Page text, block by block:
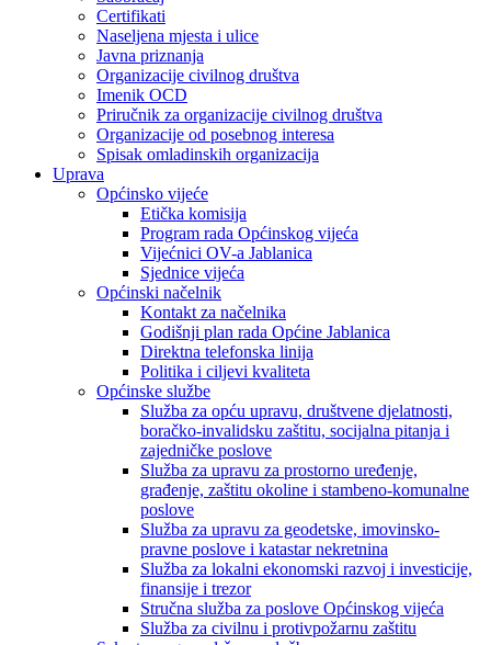
Certifikati
Naseljena mjesta i ulice
Javna priznanja
Organizacije civilnog društva
Imenik OCD
Priručnik za organizacije civilnog društva
Organizacije od posebnog interesa
Spisak omladinskih organizacija
Uprava
Općinsko vijeće
Etička komisija
Program rada Općinskog vijeća
Vijećnici OV-a Jablanica
Sjednice vijeća
Općinski načelnik
Kontakt za načelnika
Godišnji plan rada Općine Jablanica
Direktna telefonska linija
Politika i ciljevi kvaliteta
Općinske službe
Služba za opću upravu, društvene djelatnosti,
boračko-invalidsku zaštitu, socijalna pitanja i
zajedničke poslove
Služba za upravu za prostorno uređenje,
građenje, zaštitu okoline i stambeno-komunalne
poslove
Služba za upravu za geodetske, imovinsko-
pravne poslove i katastar nekretnina
Služba za lokalni ekonomski razvoj i investicije,
finansije i trezor
Stručna služba za poslove Općinskog vijeća
Služba za civilnu i protivpožarnu zaštitu